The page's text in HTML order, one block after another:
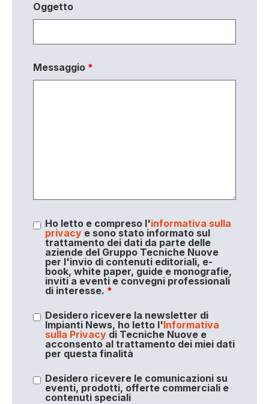
Oggetto
Messaggio *
Ho letto e compreso l'informativa sulla
privacye sono stato informato sul
trattamento dei dati da parte delle
aziende del Gruppo Tecniche Nuove
per l'invio di contenuti editoriali, e-
book, white paper, guide e monografie,
inviti a eventi e convegni professionali
di interesse. *
Desidero ricevere la newsletter di
Impianti News, ho letto l'Informativa
sulla Privacydi Tecniche Nuove e
acconsento al trattamento dei miei dati
per questa finalità
Desidero ricevere le comunicazioni su
eventi, prodotti, offerte commerciali e
contenuti speciali